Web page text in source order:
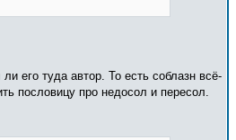
его туда автор. То есть соблазн всё-
пословицу про недосол и пересол.